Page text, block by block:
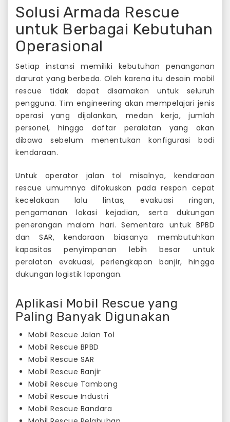
Solusi Armada Rescue
untuk Berbagai Kebutuhan
Operasional
Setiap instansi memiliki kebutuhan penanganan
darurat yang berbeda. Oleh karena itu desain mobil
rescue tidak dapat disamakan untuk seluruh
pengguna. Tim engineering akan mempelajari jenis
operasi yang dijalankan, medan kerja, jumlah
personel, hingga daftar peralatan yang akan
dibawa sebelum menentukan konfigurasi bodi
kendaraan.
Untuk operator jalan tol misalnya, kendaraan
rescue umumnya difokuskan pada respon cepat
kecelakaan lalu lintas, evakuasi ringan,
pengamanan lokasi kejadian, serta dukungan
penerangan malam hari. Sementara untuk BPBD
dan SAR, kendaraan biasanya membutuhkan
kapasitas penyimpanan lebih besar untuk
peralatan evakuasi, perlengkapan banjir, hingga
dukungan logistik lapangan.
Aplikasi Mobil Rescue yang
Paling Banyak Digunakan
Mobil Rescue Jalan Tol
Mobil Rescue BPBD
Mobil Rescue SAR
Mobil Rescue Banjir
Mobil Rescue Tambang
Mobil Rescue Industri
Mobil Rescue Bandara